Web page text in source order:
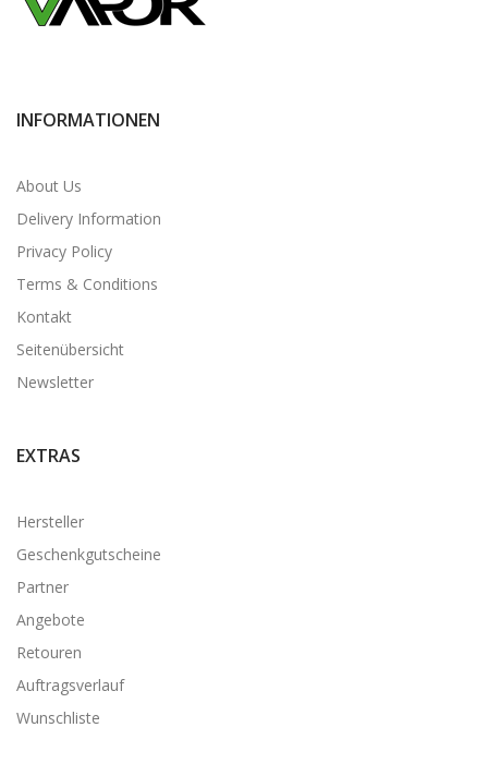
INFORMATIONEN
About Us
Delivery Information
Privacy Policy
Terms & Conditions
Kontakt
Seitenübersicht
Newsletter
EXTRAS
Hersteller
Geschenkgutscheine
Partner
Angebote
Retouren
Auftragsverlauf
Wunschliste